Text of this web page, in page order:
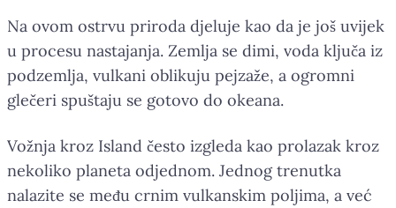
Na ovom ostrvu priroda djeluje kao da je još uvijek
u procesu nastajanja. Zemlja se dimi, voda ključa iz
podzemlja, vulkani oblikuju pejzaže, a ogromni
glečeri spuštaju se gotovo do okeana.
Vožnja kroz Island često izgleda kao prolazak kroz
nekoliko planeta odjednom. Jednog trenutka
nalazite se među crnim vulkanskim poljima, a već